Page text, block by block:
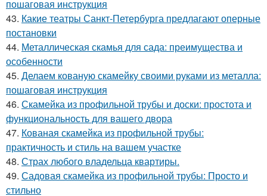
пошаговая инструкция
43. Какие театры Санкт-Петербурга предлагают оперные
постановки
44. Металлическая скамья для сада: преимущества и
особенности
45. Делаем кованую скамейку своими руками из металла:
пошаговая инструкция
46. Скамейка из профильной трубы и доски: простота и
функциональность для вашего двора
47. Кованая скамейка из профильной трубы:
практичность и стиль на вашем участке
48. Страх любого владельца квартиры.
49. Садовая скамейка из профильной трубы: Просто и
стильно